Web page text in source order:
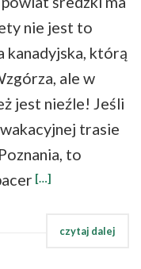
nie jest to
kanadyjska, którą
ale w
jest nieźle! Jeśli
trasie
to
[…]